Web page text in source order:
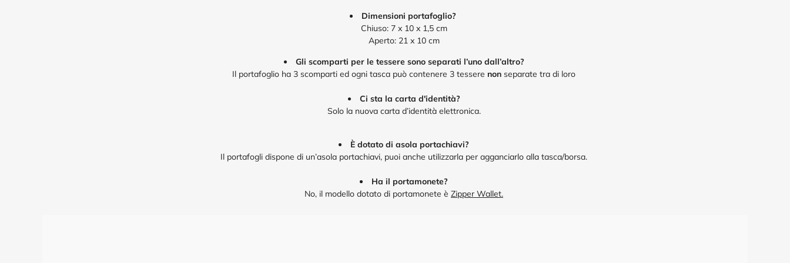
Dimensioni portafoglio?
Chiuso: 7 x 10 x 1,5 cm
Aperto: 21 x 10 cm
Gli scomparti per le tessere sono separati l’uno dall’altro?
Il portafoglio ha 3 scomparti ed ogni tasca può contenere 3 tessere non separate tra di loro
Ci sta la carta d'identità?
Solo la nuova carta d’identità elettronica.
È dotato di asola portachiavi?
Il portafogli dispone di un’asola portachiavi, puoi anche utilizzarla per agganciarlo alla tasca/borsa.
Ha il portamonete?
No, il modello dotato di portamonete è Zipper Wallet.